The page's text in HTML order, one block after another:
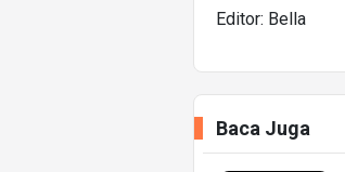
Editor: Bella
Baca Juga